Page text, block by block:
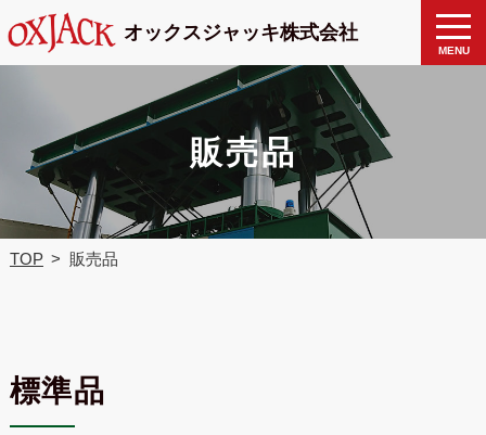
オックスジャッキ株式会社
toggle
MENU
製品検
索
販売品
TOP 販売品
標準品